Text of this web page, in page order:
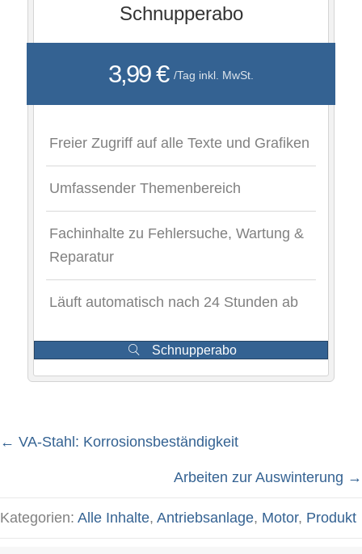
Schnupperabo
3,99 € /Tag inkl. MwSt.
Freier Zugriff auf alle Texte und Grafiken
Umfassender Themenbereich
Fachinhalte zu Fehlersuche, Wartung &
Reparatur
Läuft automatisch nach 24 Stunden ab
Schnupperabo
Posts
navigation
← VA-Stahl: Korrosionsbeständigkeit
Arbeiten zur Auswinterung →
Kategorien: Alle Inhalte, Antriebsanlage, Motor, Produkt